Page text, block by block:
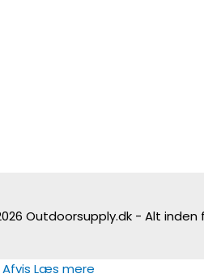
Outdoorsupply.dk - Alt
Afvis Læs mere